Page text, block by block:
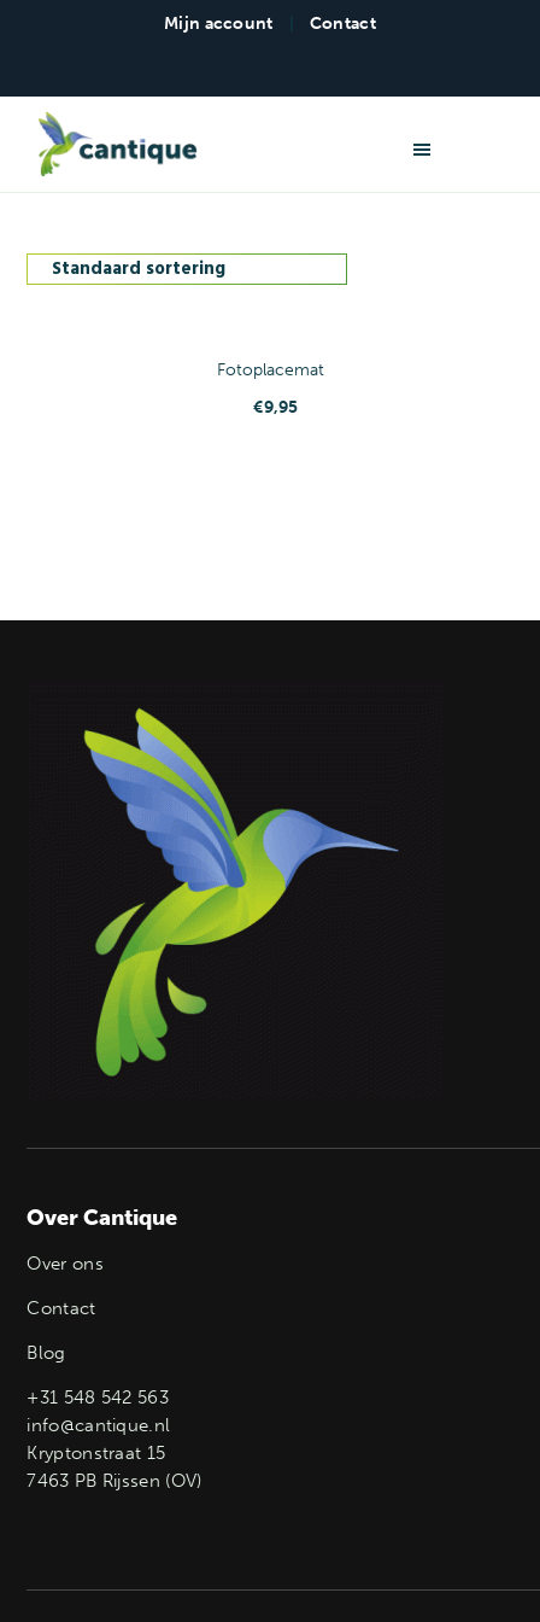
Mijn account Contact
Fotoplacemat
€9,95
Over Cantique
Over ons
Contact
Blog
+31 548 542 563
info@cantique.nl
Kryptonstraat 15
7463 PB Rijssen (OV)